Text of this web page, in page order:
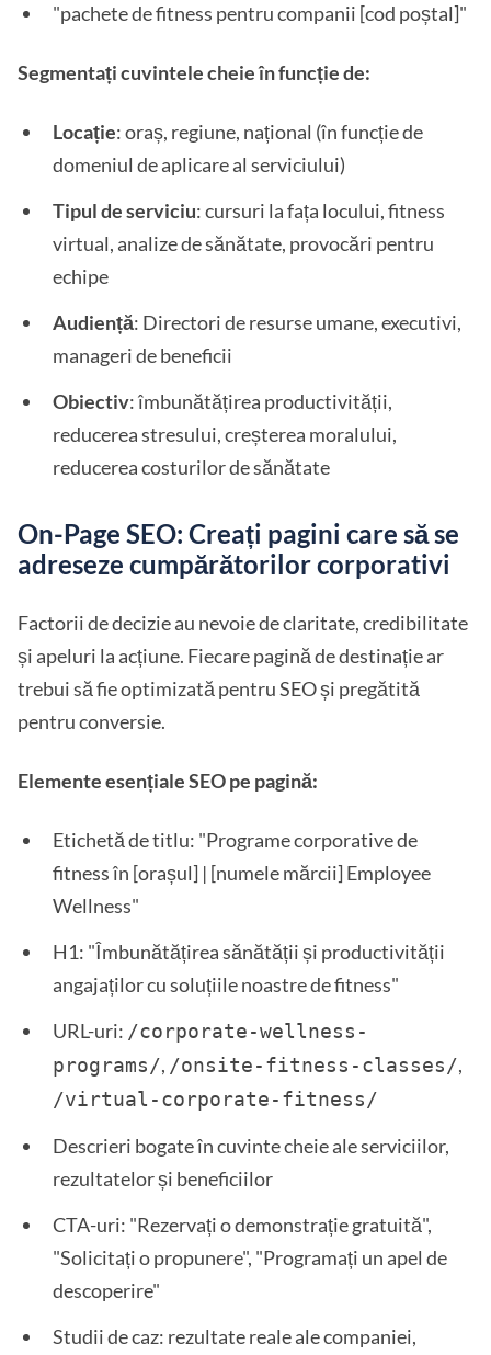
"pachete de fitness pentru companii [cod poștal]"
Segmentați cuvintele cheie în funcție de:
Locație: oraș, regiune, național (în funcție de
domeniul de aplicare al serviciului)
Tipul de serviciu: cursuri la fața locului, fitness
virtual, analize de sănătate, provocări pentru
echipe
Audiență: Directori de resurse umane, executivi,
manageri de beneficii
Obiectiv: îmbunătățirea productivității,
reducerea stresului, creșterea moralului,
reducerea costurilor de sănătate
On-Page SEO: Creați pagini care să se
adreseze cumpărătorilor corporativi
Factorii de decizie au nevoie de claritate, credibilitate
și apeluri la acțiune. Fiecare pagină de destinație ar
trebui să fie optimizată pentru SEO și pregătită
pentru conversie.
Elemente esențiale SEO pe pagină:
Etichetă de titlu: "Programe corporative de
fitness în [orașul] | [numele mărcii] Employee
Wellness"
H1: "Îmbunătățirea sănătății și productivității
angajaților cu soluțiile noastre de fitness"
URL-uri: /corporate-wellness-
programs/, /onsite-fitness-classes/,
/virtual-corporate-fitness/
Descrieri bogate în cuvinte cheie ale serviciilor,
rezultatelor și beneficiilor
CTA-uri: "Rezervați o demonstrație gratuită",
"Solicitați o propunere", "Programați un apel de
descoperire"
Studii de caz: rezultate reale ale companiei,